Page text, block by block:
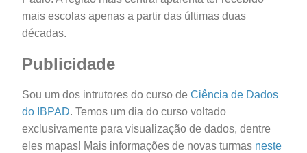
mais escolas apenas a partir das últimas duas
décadas.
Publicidade
Sou um dos intrutores do curso de Ciência de Dados
do IBPAD. Temos um dia do curso voltado
exclusivamente para visualização de dados, dentre
eles mapas! Mais informações de novas turmas neste